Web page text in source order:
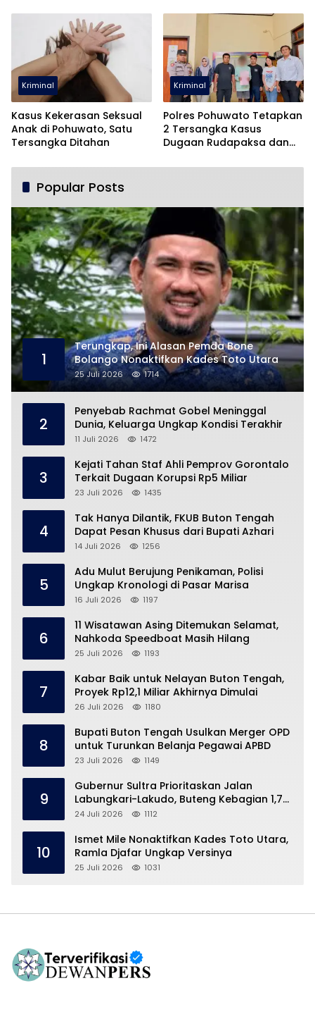
Kriminal
Kasus Kekerasan Seksual
Anak di Pohuwato, Satu
Tersangka Ditahan
Kriminal
Polres Pohuwato Tetapkan
2 Tersangka Kasus
Dugaan Rudapaksa dan
Popular Posts
1
Terungkap, Ini Alasan Pemda Bone
Bolango Nonaktifkan Kades Toto Utara
25 Juli 2026 1714
2
Penyebab Rachmat Gobel Meninggal
Dunia, Keluarga Ungkap Kondisi Terakhir
11 Juli 2026 1472
3
Kejati Tahan Staf Ahli Pemprov Gorontalo
Terkait Dugaan Korupsi Rp5 Miliar
23 Juli 2026 1435
4
Tak Hanya Dilantik, FKUB Buton Tengah
Dapat Pesan Khusus dari Bupati Azhari
14 Juli 2026 1256
5
Adu Mulut Berujung Penikaman, Polisi
Ungkap Kronologi di Pasar Marisa
16 Juli 2026 1197
6
11 Wisatawan Asing Ditemukan Selamat,
Nahkoda Speedboat Masih Hilang
25 Juli 2026 1193
7
Kabar Baik untuk Nelayan Buton Tengah,
Proyek Rp12,1 Miliar Akhirnya Dimulai
26 Juli 2026 1180
8
Bupati Buton Tengah Usulkan Merger OPD
untuk Turunkan Belanja Pegawai APBD
23 Juli 2026 1149
9
Gubernur Sultra Prioritaskan Jalan
Labungkari-Lakudo, Buteng Kebagian 1,7
Km
24 Juli 2026 1112
10
Ismet Mile Nonaktifkan Kades Toto Utara,
Ramla Djafar Ungkap Versinya
25 Juli 2026 1031